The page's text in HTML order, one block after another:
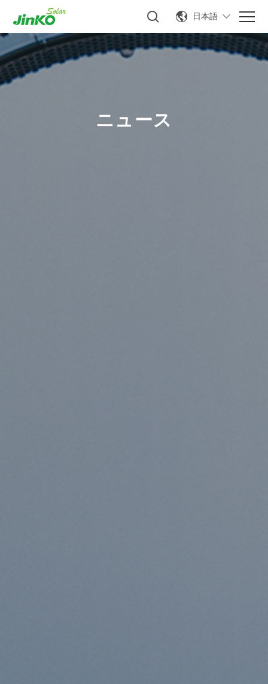
日本語
ニュース